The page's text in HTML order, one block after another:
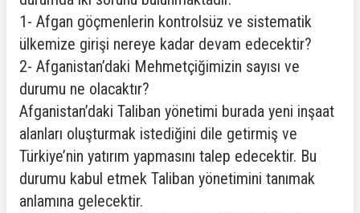
1- Afgan göçmenlerin kontrolsüz ve sistematik
ülkemize girişi nereye kadar devam edecektir?
2- Afganistan’daki Mehmetçiğimizin sayısı ve
durumu ne olacaktır?
Afganistan’daki Taliban yönetimi burada yeni inşaat
alanları oluşturmak istediğini dile getirmiş ve
Türkiye’nin yatırım yapmasını talep edecektir. Bu
durumu kabul etmek Taliban yönetimini tanımak
anlamına gelecektir.